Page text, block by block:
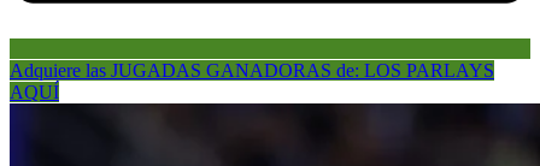
Adquiere las JUGADAS GANADORAS de: LOS PARLAYS
AQUÍ